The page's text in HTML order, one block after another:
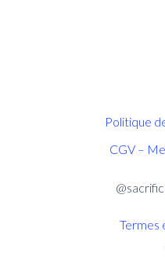
Politique
CGV –
Termes